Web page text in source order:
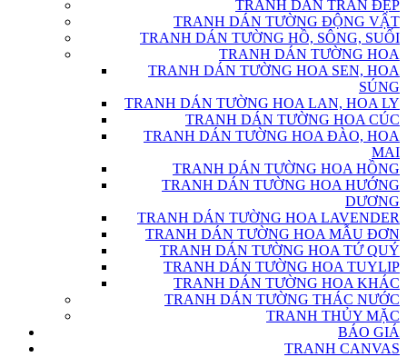
TRANH DÁN TRẦN ĐẸP
TRANH DÁN TƯỜNG ĐỘNG VẬT
TRANH DÁN TƯỜNG HỒ, SÔNG, SUỐI
TRANH DÁN TƯỜNG HOA
TRANH DÁN TƯỜNG HOA SEN, HOA
SÚNG
TRANH DÁN TƯỜNG HOA LAN, HOA LY
TRANH DÁN TƯỜNG HOA CÚC
TRANH DÁN TƯỜNG HOA ĐÀO, HOA
MAI
TRANH DÁN TƯỜNG HOA HỒNG
TRANH DÁN TƯỜNG HOA HƯỚNG
DƯƠNG
TRANH DÁN TƯỜNG HOA LAVENDER
TRANH DÁN TƯỜNG HOA MẪU ĐƠN
TRANH DÁN TƯỜNG HOA TỨ QUÝ
TRANH DÁN TƯỜNG HOA TUYLIP
TRANH DÁN TƯỜNG HOA KHÁC
TRANH DÁN TƯỜNG THÁC NƯỚC
TRANH THỦY MẶC
BÁO GIÁ
TRANH CANVAS